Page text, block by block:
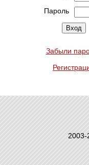
Пароль
Забыли